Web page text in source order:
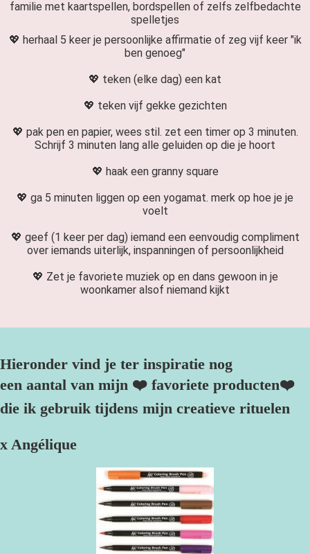
familie met kaartspellen, bordspellen of zelfs zelfbedachte
spelletjes
💖 herhaal 5 keer je persoonlijke affirmatie of zeg vijf keer "ik
ben genoeg"
💖 teken (elke dag) een kat
💖 teken vijf gekke gezichten
💖 pak pen en papier, wees stil. zet een timer op 3 minuten.
Schrijf 3 minuten lang alle geluiden op die je hoort
💖 haak een granny square
💖 ga 5 minuten liggen op een yogamat. merk op hoe je je
voelt
💖 geef (1 keer per dag) iemand een eenvoudig compliment
over iemands uiterlijk, inspanningen of persoonlijkheid
💖 Zet je favoriete muziek op en dans gewoon in je
woonkamer alsof niemand kijkt
Hieronder vind je ter inspiratie nog
een aantal van mijn ❤️ favoriete producten❤️
die ik gebruik tijdens mijn creatieve rituelen
x Angélique